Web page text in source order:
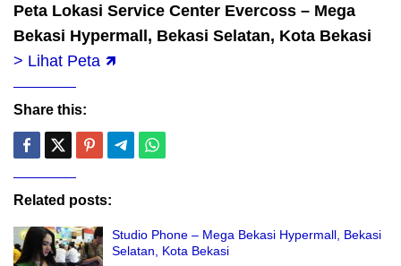
Peta Lokasi Service Center Evercoss – Mega
Bekasi Hypermall, Bekasi Selatan, Kota Bekasi
> Lihat Peta 🡽
Share this:
Related posts:
Studio Phone – Mega Bekasi Hypermall, Bekasi
Selatan, Kota Bekasi